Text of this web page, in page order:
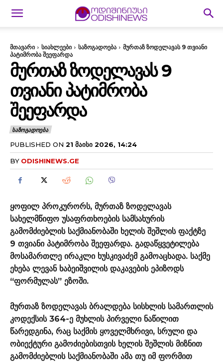
მთავარი სიახლეები საზოგადოება
მურთაზ ზოდელავას 9 თვიანი
პატიმრობა შეეფარდა
ᲛᲣᲠᲗᲐᲖ ᲖᲝᲓᲔᲚᲐᲕᲐᲡ 9
ᲗᲕᲘᲐᲜᲘ ᲞᲐᲢᲘᲛᲠᲝᲑᲐ
ᲨᲔᲔᲤᲐᲠᲓᲐ
ᲡᲐᲖᲝᲒᲐᲓᲝᲔᲑᲐ
PUBLISHED ON 21 ᲛᲐᲘᲡᲘ 2026, 14:24
BY ODISHINEWS.GE
ყოფილ პროკურორს, მურთაზ ზოდელავას
სახელმწიფო უსაფრთხოების სამსახურის
გამომძიებლის საქმიანობაში ხელის შეშლის ფაქტზე
9 თვიანი პატიმრობა შეეფარდა. გადაწყვეტილება
მოსამართლე ირაკლი ხუსკივაძემ გამოაცხადა. საქმე
ეხება ლევან ხაბეიშვილის დაკავების ეპიზოდს
“ფორმულას” ეზოში.
მურთაზ ზოდელავას ბრალდება სისხლის სამართლის
კოდექსის 364-ე მუხლის პირველი ნაწილით
წარედგინა, რაც საქმის ყოველმხრივი, სრული და
ობიექტური გამოძიებისთვის ხელის შეშლის მიზნით
გამომძიებლის საქმიანობაში ამა თუ იმ ფორმით